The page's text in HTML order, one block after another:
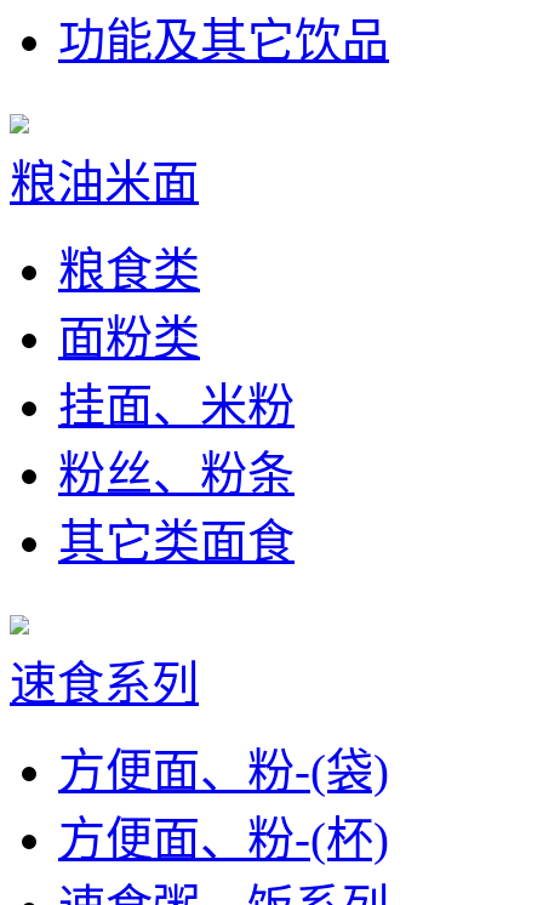
功能及其它饮品
粮油米面
粮食类
面粉类
挂面、米粉
粉丝、粉条
其它类面食
速食系列
方便面、粉-(袋)
方便面、粉-(杯)